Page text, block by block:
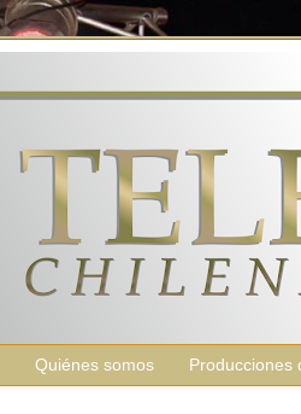
Quiénes somos Producciones